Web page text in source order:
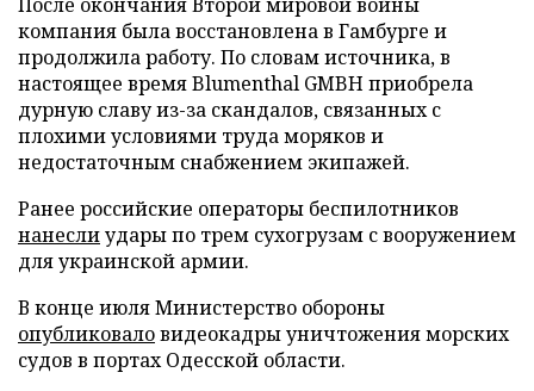
компания была восстановлена в Гамбурге и
продолжила работу. По словам источника, в
настоящее время Blumenthal GMBH приобрела
дурную славу из-за скандалов, связанных с
плохими условиями труда моряков и
недостаточным снабжением экипажей.
Ранее российские операторы беспилотников
нанеслиудары по трем сухогрузам с вооружением
для украинской армии.
В конце июля Министерство обороны
опубликоваловидеокадры уничтожения морских
судов в портах Одесской области.